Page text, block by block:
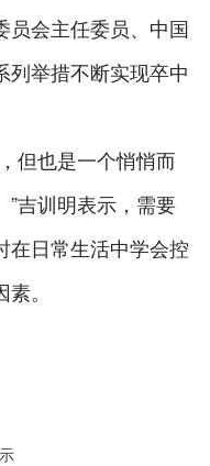
员会主任委员、中国
列举措不断实现卒中
但也是一个悄悄而
吉训明表示，需要
在日常生活中学会控
。